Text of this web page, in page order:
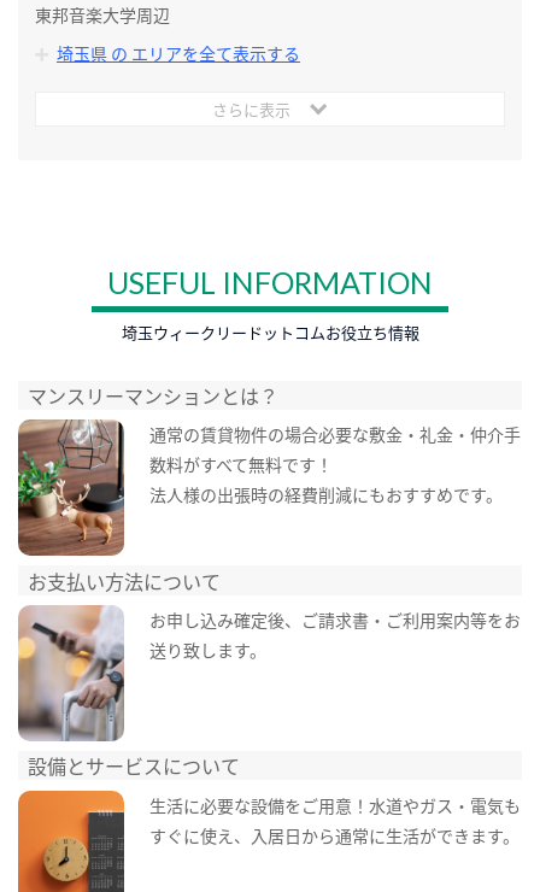
東邦音楽大学周辺
埼玉県 の エリアを全て表示する
さらに表示
USEFUL INFORMATION
埼玉ウィークリードットコムお役立ち情報
マンスリーマンションとは？
通常の賃貸物件の場合必要な敷金・礼金・仲介手
数料がすべて無料です！
法人様の出張時の経費削減にもおすすめです。
お支払い方法について
お申し込み確定後、ご請求書・ご利用案内等をお
送り致します。
設備とサービスについて
生活に必要な設備をご用意！水道やガス・電気も
すぐに使え、入居日から通常に生活ができます。